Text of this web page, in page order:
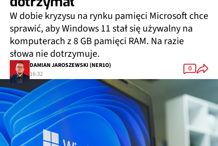
W dobie kryzysu na rynku pamięci Microsoft chce
sprawić, aby Windows 11 stał się używalny na
komputerach z 8 GB pamięci RAM. Na razie
słowa nie dotrzymuje.
DAMIAN JAROSZEWSKI (NER1O)
16:32
0